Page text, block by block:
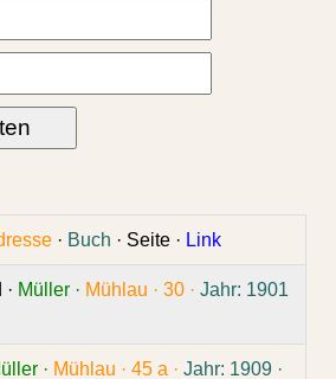
· Buch · Seite · Link
Müller · Mühlau · 30 · Jahr: 1901
· Mühlau · 45 a · Jahr: 1909 ·